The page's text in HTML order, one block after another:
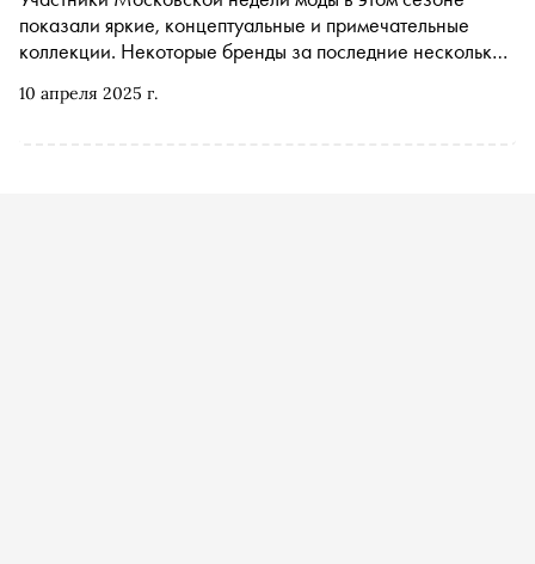
10 апреля 2025 г.
показали яркие, концептуальные и примечательные
коллекции. Некоторые бренды за последние несколько
аудиторией и прочно заняли свою нишу. Есть и новички,